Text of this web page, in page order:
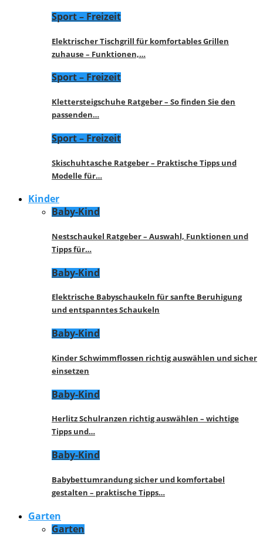
Sport – Freizeit
Elektrischer Tischgrill für komfortables Grillen
zuhause – Funktionen,…
Sport – Freizeit
Klettersteigschuhe Ratgeber – So finden Sie den
passenden…
Sport – Freizeit
Skischuhtasche Ratgeber – Praktische Tipps und
Modelle für…
Kinder
Baby-Kind
Nestschaukel Ratgeber – Auswahl, Funktionen und
Tipps für…
Baby-Kind
Elektrische Babyschaukeln für sanfte Beruhigung
und entspanntes Schaukeln
Baby-Kind
Kinder Schwimmflossen richtig auswählen und sicher
einsetzen
Baby-Kind
Herlitz Schulranzen richtig auswählen – wichtige
Tipps und…
Baby-Kind
Babybettumrandung sicher und komfortabel
gestalten – praktische Tipps…
Garten
Garten